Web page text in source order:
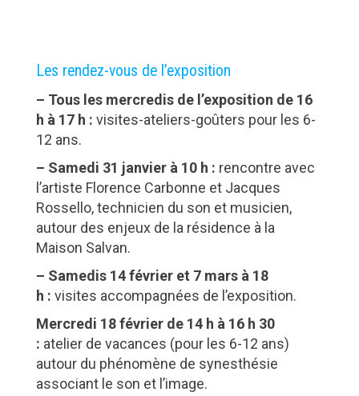
Les rendez-vous de l’exposition
– Tous les mercredis de l’exposition de 16
h à 17 h : visites-ateliers-goûters pour les 6-
12 ans.
– Samedi 31 janvier à 10 h : rencontre avec
l’artiste Florence Carbonne et Jacques
Rossello, technicien du son et musicien,
autour des enjeux de la résidence à la
Maison Salvan.
– Samedis 14 février et 7 mars à 18
h : visites accompagnées de l’exposition.
Mercredi 18 février de 14 h à 16 h 30
: atelier de vacances (pour les 6-12 ans)
autour du phénomène de synesthésie
associant le son et l’image.